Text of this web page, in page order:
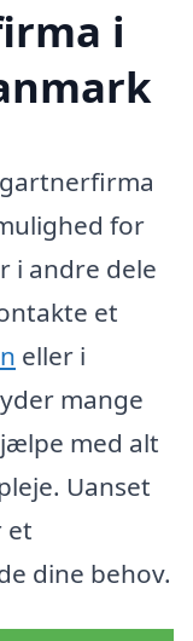
i
for
i andre dele
et
eller i
mange
med alt
Uanset
et
dine behov.